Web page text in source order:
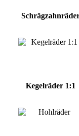
Kegelräder 1:1